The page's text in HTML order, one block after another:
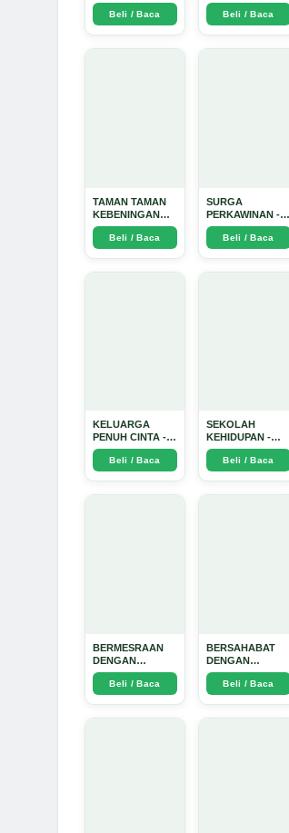
DI ANTARA DUA
ZAMAN - Arda
Dinata
Beli / Baca
Dinata
Beli / Baca
TAMAN TAMAN
KEBENINGAN
HATI - Arda
DinataBeli / Baca
SURGA
PERKAWINAN -
Arda Dinata
Beli / Baca
KELUARGA
PENUH CINTA -
Arda Dinata
Beli / Baca
SEKOLAH
KEHIDUPAN -
Arda Dinata
Beli / Baca
BERMESRAAN
DENGAN
KEBAIKAN - Arda
DinataBeli / Baca
BERSAHABAT
DENGAN
NYAMUK: Jurus
Jitu Atasi
Penyakit
Beli / Baca